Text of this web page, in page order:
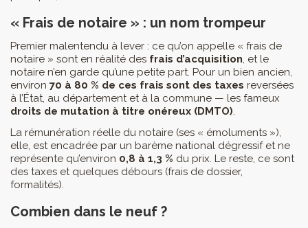
« Frais de notaire » : un nom trompeur
Premier malentendu à lever : ce qu’on appelle « frais de
notaire » sont en réalité des frais d’acquisition, et le
notaire n’en garde qu’une petite part. Pour un bien ancien,
environ 70 à 80 % de ces frais sont des taxes reversées
à l’État, au département et à la commune — les fameux
droits de mutation à titre onéreux (DMTO).
La rémunération réelle du notaire (ses « émoluments »),
elle, est encadrée par un barème national dégressif et ne
représente qu’environ 0,8 à 1,3 % du prix. Le reste, ce sont
des taxes et quelques débours (frais de dossier,
formalités).
Combien dans le neuf ?